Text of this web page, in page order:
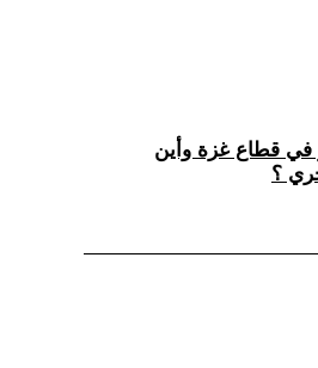
في قطاع غزة وأين
؟